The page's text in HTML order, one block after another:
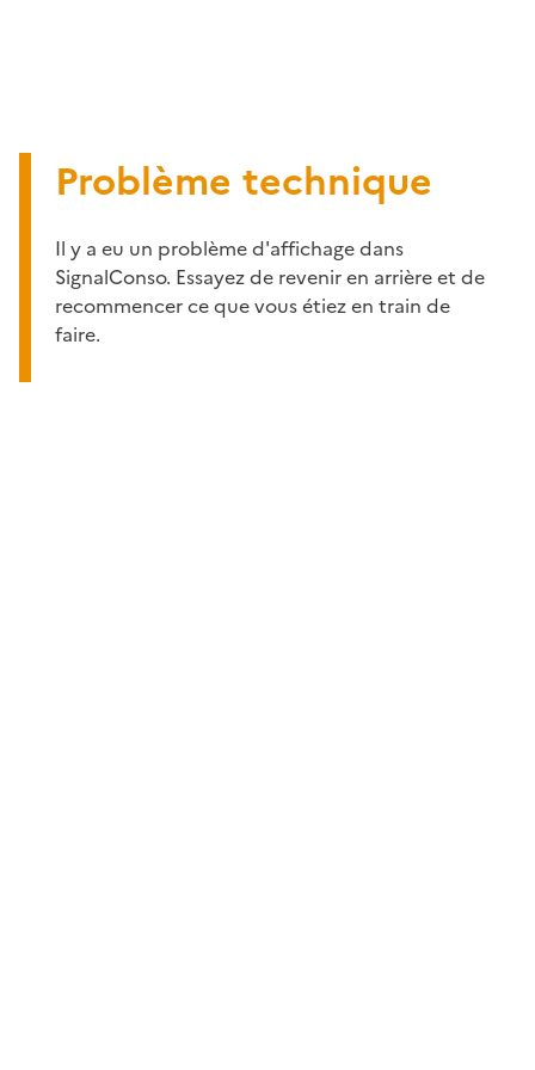
Problème technique
Il y a eu un problème d'affichage dans
SignalConso. Essayez de revenir en arrière et de
recommencer ce que vous étiez en train de
faire.